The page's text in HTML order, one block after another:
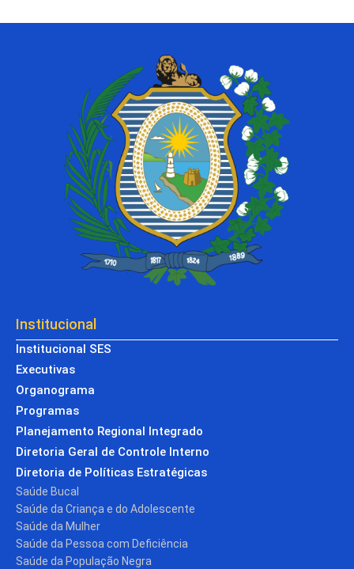
Institucional
Institucional SES
Executivas
Organograma
Programas
Planejamento Regional Integrado
Diretoria Geral de Controle Interno
Diretoria de Políticas Estratégicas
Saúde Bucal
Saúde da Criança e do Adolescente
Saúde da Mulher
Saúde da Pessoa com Deficiência
Saúde da População Negra